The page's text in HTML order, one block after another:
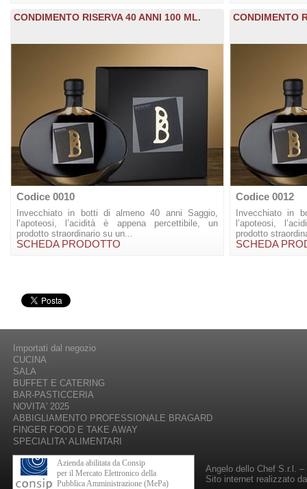
CONDIMENTO RISERVA 40 ANNI 100 ML.
Codice 0010
Invecchiato in botti di almeno 40 anni Saggio,
l’apoteosi, l’acidità è appena percettibile, un
prodotto straordinario su un...
SCHEDA PRODOTTO
CONDIMENTO
Codice 0012
Invecchiato in
l’apoteosi,
prodotto
SCHEDA
Importati dal negozio
CUCINA
SALA
BUFFET E CATERING
BAR-PASTICCERIA
NOVITA' 2025
ABBIGLIAMENTO PROFESSIONALE BRAGARD
FINGER FOOD E TAKE AWAY
SPECIALITA' ALIMENTARI
Azienda abilitata da Consip
per il Mercato Elettronico della
Pubblica Amministrazione (MePa)
Angelo dello Chef S.r.l. –
Sito internet realizzato